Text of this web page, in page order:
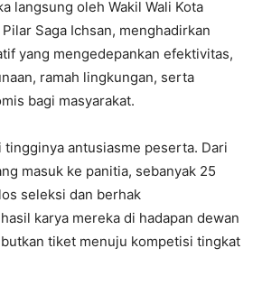
langsung oleh Wakil Wali Kota
Saga Ichsan, menghadirkan
yang mengedepankan efektivitas,
ramah lingkungan, serta
bagi masyarakat.
tingginya antusiasme peserta. Dari
masuk ke panitia, sebanyak 25
seleksi dan berhak
karya mereka di hadapan dewan
tiket menuju kompetisi tingkat